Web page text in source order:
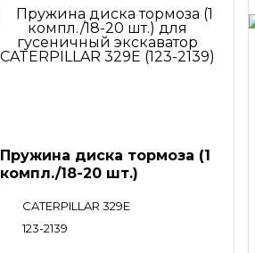
Пружина диска тормоза (1
компл./18-20 шт.)
CATERPILLAR 329E
123-2139